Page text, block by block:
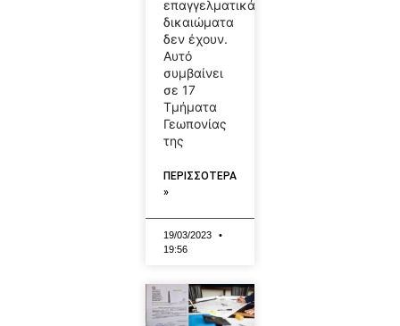
επαγγελματικά
δικαιώματα
δεν έχουν.
Αυτό
συμβαίνει
σε 17
Τμήματα
Γεωπονίας
της
ΠΕΡΙΣΣΟΤΕΡΑ
»
19/03/2023
19:56